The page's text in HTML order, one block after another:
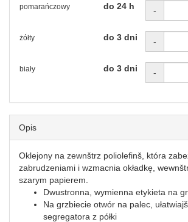
pomarańczowy do 24 h -
żółty do 3 dni -
biały do 3 dni -
Opis
Oklejony na zewnštrz poliolefinš, która
zabrudzeniami i wzmacnia okładkę,
szarym papierem.
Dwustronna, wymienna etykieta na
Na grzbiecie otwór na palec,
segregatora z półki